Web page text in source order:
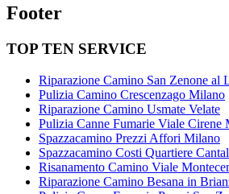
Footer
TOP TEN SERVICE
Riparazione Camino San Zenone al
Pulizia Camino Crescenzago Milano
Riparazione Camino Usmate Velate
Pulizia Canne Fumarie Viale Cirene
Spazzacamino Prezzi Affori Milano
Spazzacamino Costi Quartiere
Risanamento Camino Viale
Riparazione Camino Besana in